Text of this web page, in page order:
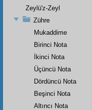
Zeylü'z-Zeyl
Zühre
Mukaddime
Birinci Nota
İkinci Nota
Üçüncü Nota
Dördüncü Nota
Beşinci Nota
Altıncı Nota